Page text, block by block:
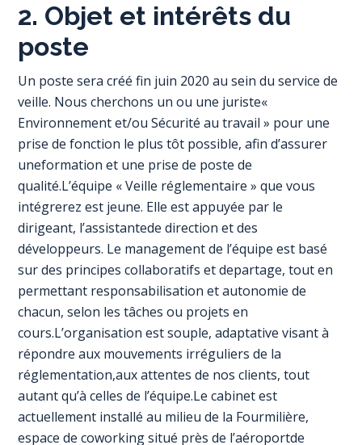
2. Objet et intérêts du
poste
Un poste sera créé fin juin 2020 au sein du service de
veille. Nous cherchons un ou une juriste«
Environnement et/ou Sécurité au travail » pour une
prise de fonction le plus tôt possible, afin d’assurer
uneformation et une prise de poste de
qualité.L’équipe « Veille réglementaire » que vous
intégrerez est jeune. Elle est appuyée par le
dirigeant, l’assistantede direction et des
développeurs. Le management de l’équipe est basé
sur des principes collaboratifs et departage, tout en
permettant responsabilisation et autonomie de
chacun, selon les tâches ou projets en
cours.L’organisation est souple, adaptative visant à
répondre aux mouvements irréguliers de la
réglementation,aux attentes de nos clients, tout
autant qu’à celles de l’équipe.Le cabinet est
actuellement installé au milieu de la Fourmilière,
espace de coworking situé près de l’aéroportde